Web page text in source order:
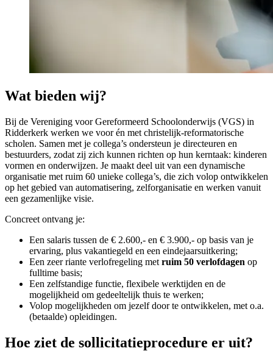
Wat bieden wij?
Bij de Vereniging voor Gereformeerd Schoolonderwijs (VGS) in
Ridderkerk werken we voor én met christelijk-reformatorische
scholen. Samen met je collega’s ondersteun je directeuren en
bestuurders, zodat zij zich kunnen richten op hun kerntaak: kinderen
vormen en onderwijzen. Je maakt deel uit van een dynamische
organisatie met ruim 60 unieke collega’s, die zich volop ontwikkelen
op het gebied van automatisering, zelforganisatie en werken vanuit
een gezamenlijke visie.
Concreet ontvang je:
Een salaris tussen de € 2.600,- en € 3.900,- op basis van je
ervaring, plus vakantiegeld en een eindejaarsuitkering;
Een zeer riante verlofregeling met ruim 50 verlofdagen op
fulltime basis;
Een zelfstandige functie, flexibele werktijden en de
mogelijkheid om gedeeltelijk thuis te werken;
Volop mogelijkheden om jezelf door te ontwikkelen, met o.a.
(betaalde) opleidingen.
Hoe ziet de sollicitatieprocedure er uit?